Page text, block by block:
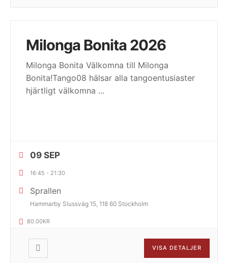
Milonga Bonita 2026
Milonga Bonita Välkomna till Milonga
Bonita!Tango08 hälsar alla tangoentusiaster
hjärtligt välkomna ...
09 SEP
16:45 - 21:30
Sprallen
Hammarby Slussväg 15, 118 60 Stockholm
80.00KR
VISA DETALJER